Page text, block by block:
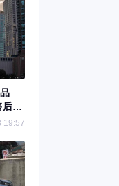
后服
19:57